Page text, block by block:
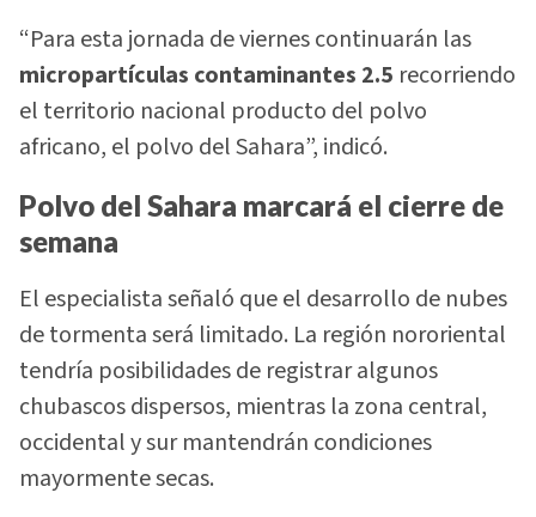
“Para esta jornada de viernes continuarán las
micropartículas contaminantes 2.5 recorriendo
el territorio nacional producto del polvo
africano, el polvo del Sahara”, indicó.
Polvo del Sahara marcará el cierre de
semana
El especialista señaló que el desarrollo de nubes
de tormenta será limitado. La región nororiental
tendría posibilidades de registrar algunos
chubascos dispersos, mientras la zona central,
occidental y sur mantendrán condiciones
mayormente secas.